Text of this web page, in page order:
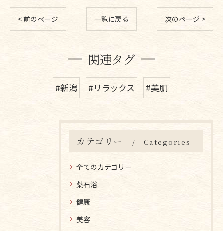
< 前のページ 一覧に戻る 次のページ >
関連タグ
#新潟 #リラックス #美肌
カテゴリー Categories
全てのカテゴリー
薬石浴
健康
美容